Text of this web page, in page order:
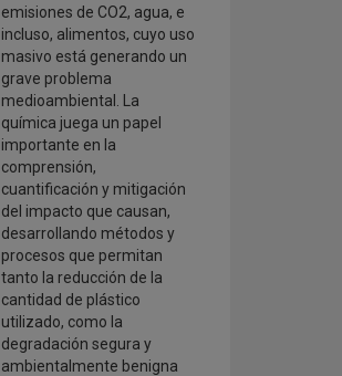
emisiones de CO2, agua, e
incluso, alimentos, cuyo uso
masivo está generando un
grave problema
medioambiental. La
química juega un papel
importante en la
comprensión,
cuantificación y mitigación
del impacto que causan,
desarrollando métodos y
procesos que permitan
tanto la reducción de la
cantidad de plástico
utilizado, como la
degradación segura y
ambientalmente benigna